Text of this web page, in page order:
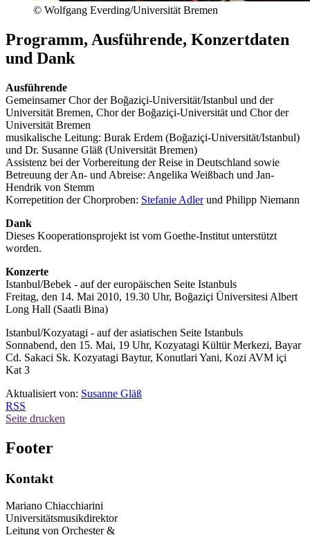
© Wolfgang Everding/Universität Bremen
Programm, Ausführende, Konzertdaten
und Dank
Ausführende
Gemeinsamer Chor derBoğaziçi-Universität/Istanbul und der
Universität Bremen, Chor derBoğaziçi-Universität und Chor der
Universität Bremen
musikalische Leitung: Burak Erdem (Boğaziçi-Universität/Istanbul)
und Dr. Susanne Gläß (Universität Bremen)
Assistenz bei der Vorbereitung der Reise in Deutschland sowie
Betreuung der An- und Abreise: Angelika Weißbach und Jan-
Hendrik von Stemm
Korrepetition der Chorproben: Stefanie Adlerund Philipp Niemann
Dank
Dieses Kooperationsprojekt ist vom Goethe-Institut unterstützt
worden.
Konzerte
Istanbul/Bebek - auf der europäischen Seite Istanbuls
Freitag, den 14. Mai 2010, 19.30 Uhr, Boğaziçi Üniversitesi Albert
Long Hall (Saatli Bina)
Istanbul/Kozyatagi - auf der asiatischen Seite Istanbuls
Sonnabend, den 15. Mai, 19 Uhr, Kozyatagi Kültür Merkezi, Bayar
Cd. Sakaci Sk. Kozyatagi Baytur, Konutlari Yani, Kozi AVM içi
Kat 3
Aktualisiert von: Susanne Gläß
RSS
Seite drucken
Footer
Kontakt
Mariano Chiacchiarini
Universitätsmusikdirektor
Leitung von Orchester &